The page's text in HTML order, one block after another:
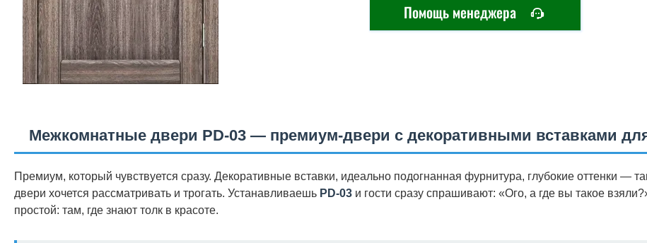
Помощь менеджера
Межкомнатные двери PD-03 — премиум-двери с декоративными вставками
Премиум, который чувствуется сразу. Декоративные вставки, идеально подогнанная фурнитура, глубокие оттенки —
двери хочется рассматривать и трогать. Устанавливаешь PD-03 и гости сразу спрашивают: «Ого, а где вы такое
простой: там, где знают толк в красоте.